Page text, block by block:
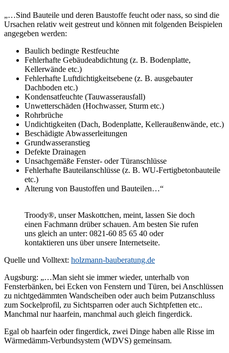
„…Sind Bauteile und deren Baustoffe feucht oder nass, so sind die
Ursachen relativ weit gestreut und können mit folgenden Beispielen
angegeben werden:
Baulich bedingte Restfeuchte
Fehlerhafte Gebäudeabdichtung (z. B. Bodenplatte,
Kellerwände etc.)
Fehlerhafte Luftdichtigkeitsebene (z. B. ausgebauter
Dachboden etc.)
Kondensatfeuchte (Tauwasserausfall)
Unwetterschäden (Hochwasser, Sturm etc.)
Rohrbrüche
Undichtigkeiten (Dach, Bodenplatte, Kelleraußenwände, etc.)
Beschädigte Abwasserleitungen
Grundwasseranstieg
Defekte Drainagen
Unsachgemäße Fenster- oder Türanschlüsse
Fehlerhafte Bauteilanschlüsse (z. B. WU-Fertigbetonbauteile
etc.)
Alterung von Baustoffen und Bauteilen…“
Troody®, unser Maskottchen, meint, lassen Sie doch
einen Fachmann drüber schauen. Am besten Sie rufen
uns gleich an unter: 0821-60 85 65 40 oder
kontaktieren uns über unsere Internetseite.
Quelle und Volltext: holzmann-bauberatung.de
Augsburg: „…Man sieht sie immer wieder, unterhalb von
Fensterbänken, bei Ecken von Fenstern und Türen, bei Anschlüssen
zu nichtgedämmten Wandscheiben oder auch beim Putzanschluss
zum Sockelprofil, zu Sichtsparren oder auch Sichtpfetten etc..
Manchmal nur haarfein, manchmal auch gleich fingerdick.
Egal ob haarfein oder fingerdick, zwei Dinge haben alle Risse im
Wärmedämm-Verbundsystem (WDVS) gemeinsam.